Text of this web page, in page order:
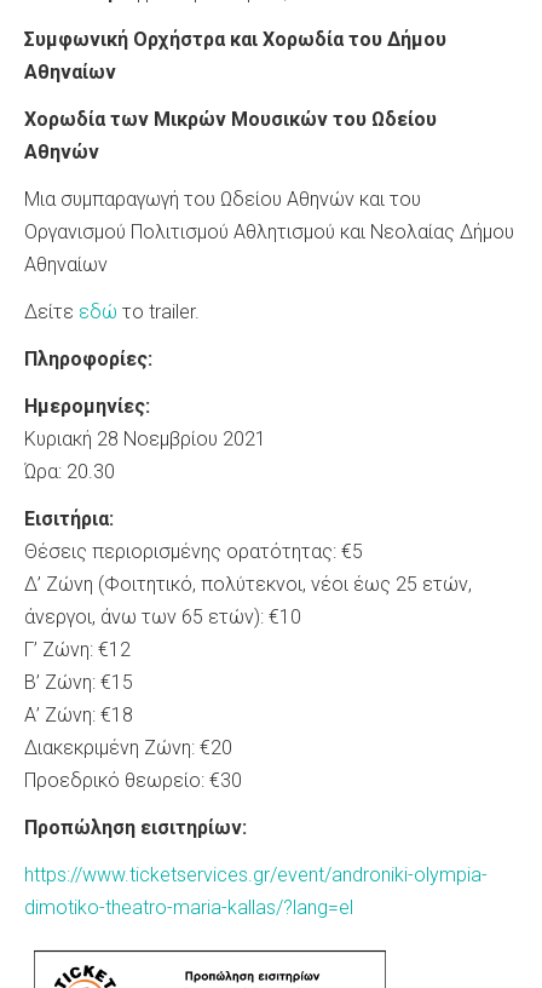
Συμφωνική Ορχήστρα και Χορωδία του Δήμου
Αθηναίων
Χορωδία των Μικρών Μουσικών του Ωδείου
Αθηνών
Μια συμπαραγωγή του Ωδείου Αθηνών και του
Οργανισμού Πολιτισμού Αθλητισμού και Νεολαίας Δήμου
Αθηναίων
Δείτε εδώ το trailer.
Πληροφορίες:
Ημερομηνίες:
Κυριακή 28 Νοεμβρίου 2021
Ώρα: 20.30
Εισιτήρια:
Θέσεις περιορισμένης ορατότητας: €5
Δ’ Ζώνη (Φοιτητικό, πολύτεκνοι, νέοι έως 25 ετών,
άνεργοι, άνω των 65 ετών): €10
Γ’ Ζώνη: €12
Β’ Ζώνη: €15
Α’ Ζώνη: €18
Διακεκριμένη Ζώνη: €20
Προεδρικό θεωρείο: €30
Προπώληση εισιτηρίων:
https://www.ticketservices.gr/event/androniki-olympia-
dimotiko-theatro-maria-kallas/?lang=el